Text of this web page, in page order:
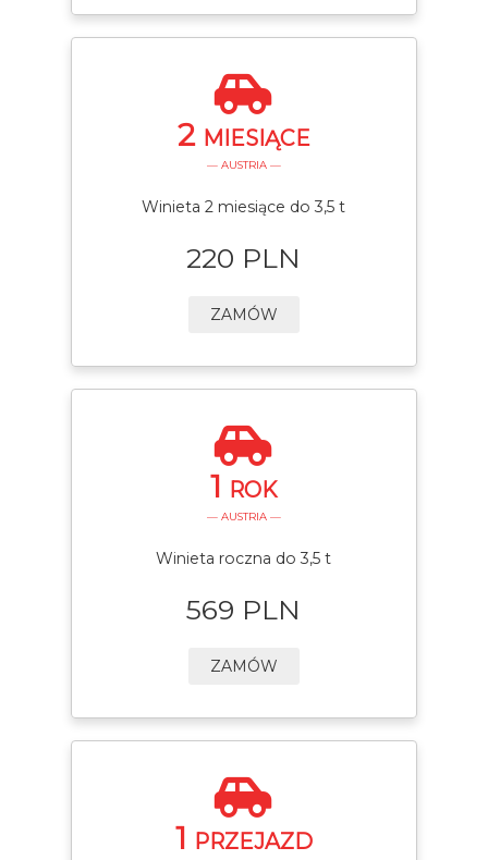
2 MIESIĄCE
— AUSTRIA —
Winieta 2 miesiące do 3,5 t
220 PLN
ZAMÓW
1 ROK
— AUSTRIA —
Winieta roczna do 3,5 t
569 PLN
ZAMÓW
1 PRZEJAZD